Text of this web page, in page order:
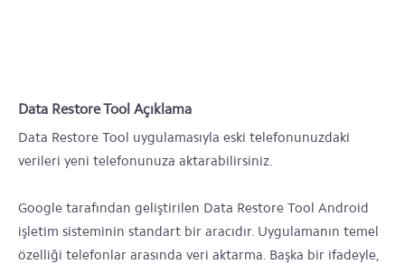
Data Restore Tool Açıklama
Data Restore Tool uygulamasıyla eski telefonunuzdaki
verileri yeni telefonunuza aktarabilirsiniz.
Google tarafından geliştirilen Data Restore Tool Android
işletim sisteminin standart bir aracıdır. Uygulamanın temel
özelliği telefonlar arasında veri aktarma. Başka bir ifadeyle,